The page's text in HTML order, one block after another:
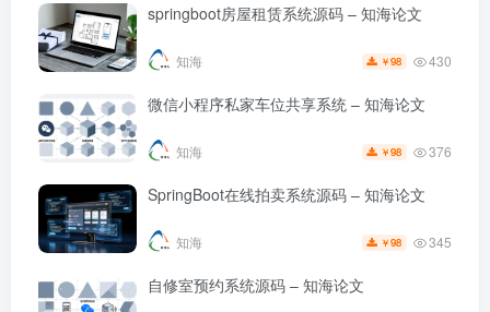
springboot房屋租赁系统源码 – 知海论文
知海 ￥98 430
微信小程序私家车位共享系统 – 知海论文
知海 ￥98 376
SpringBoot在线拍卖系统源码 – 知海论文
知海 ￥98 345
自修室预约系统源码 – 知海论文